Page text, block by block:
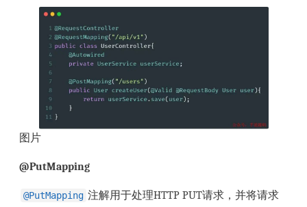
图片
@PutMapping
@PutMapping 注解用于处理HTTP PUT请求，并将请求